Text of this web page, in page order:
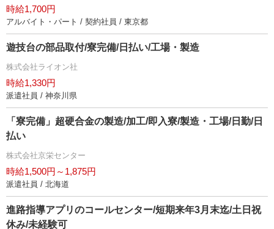
時給1,700円
アルバイト・パート / 契約社員 / 東京都
遊技台の部品取付/寮完備/日払い/工場・製造
株式会社ライオン社
時給1,330円
派遣社員 / 神奈川県
「寮完備」超硬合金の製造/加工/即入寮/製造・工場/日勤/日
払い
株式会社京栄センター
時給1,500円～1,875円
派遣社員 / 北海道
進路指導アプリのコールセンター/短期来年3月末迄/土日祝
休み/未経験可